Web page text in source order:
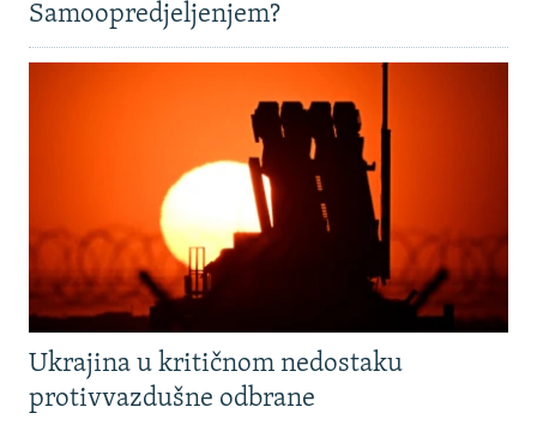
Samoopredjeljenjem?
Ukrajina u kritičnom nedostaku
protivvazdušne odbrane